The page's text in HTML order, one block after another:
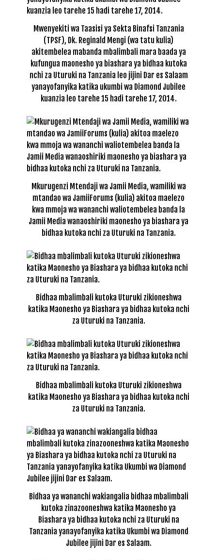
Mwenyekiti wa Taasisi ya Sekta Binafsi Tanzania
(TPSF), Dk. Reginald Mengi (wa tatu kulia)
akitembelea mabanda mbalimbali mara baada ya
kufungua maonesho ya biashara ya bidhaa kutoka
nchi za Uturuki na Tanzania leo jijini Dar es Salaam
yanayofanyika katika ukumbi wa Diamond Jubilee
kuanzia leo tarehe 15 hadi tarehe 17, 2014.
Mkurugenzi Mtendaji wa Jamii Media, wamiliki wa
mtandao wa JamiiForums (kulia) akitoa maelezo
kwa mmoja wa wananchi waliotembelea banda la
Jamii Media wanaoshiriki maonesho ya biashara ya
bidhaa kutoka nchi za Uturuki na Tanzania.
Bidhaa mbalimbali kutoka Uturuki zikioneshwa
katika Maonesho ya Biashara ya bidhaa kutoka nchi
za Uturuki na Tanzania.
Bidhaa mbalimbali kutoka Uturuki zikioneshwa
katika Maonesho ya Biashara ya bidhaa kutoka nchi
za Uturuki na Tanzania.
Bidhaa ya wananchi wakiangalia bidhaa mbalimbali
kutoka zinazooneshwa katika Maonesho ya
Biashara ya bidhaa kutoka nchi za Uturuki na
Tanzania yanayofanyika katika Ukumbi wa Diamond
Jubilee jijini Dar es Salaam.